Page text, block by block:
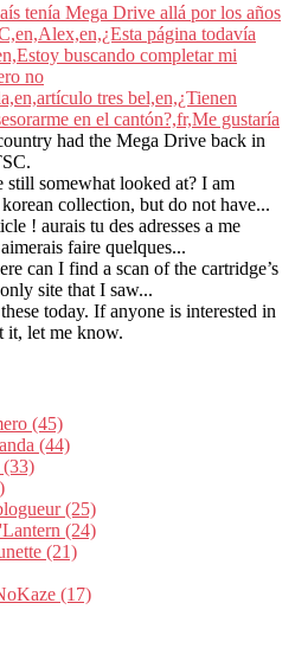
tenía Mega Drive allá por los años
página todavía
buscando completar mi
no
tres bel,en,¿Tienen
en el cantón?,fr,Me gustaría
had the Mega Drive back in
still somewhat looked at? I am
collection, but do not have...
! aurais tu des adresses a me
faire quelques...
can I find a scan of the cartridge’s
site that I saw...
today. If anyone is interested in
it, let me know.
(45)
(44)
(33)
(25)
(24)
(21)
(17)